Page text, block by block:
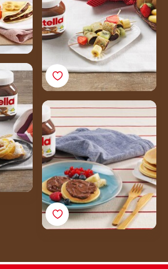
with
Mini pancakes with
Nutella® and fruit